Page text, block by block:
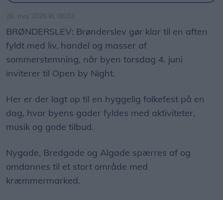
26. maj 2026 kl. 06.02
BRØNDERSLEV: Brønderslev gør klar til en aften
fyldt med liv, handel og masser af
sommerstemning, når byen torsdag 4. juni
inviterer til Open by Night.
Her er der lagt op til en hyggelig folkefest på en
dag, hvor byens gader fyldes med aktiviteter,
musik og gode tilbud.
Nygade, Bredgade og Algade spærres af og
omdannes til et stort område med
kræmmermarked.